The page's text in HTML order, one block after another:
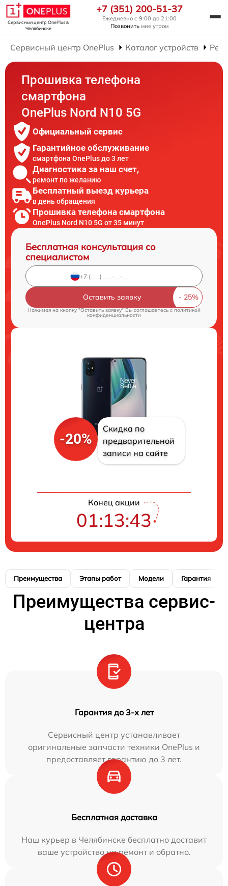
Сервисный центр OnePlusв
Челябинске
+7 (351) 200-51-37
Ежедневно с 9:00 до 21:00
Позвонить мне утром
Сервисный центр OnePlus Каталог устройств
Прошивка телефона
смартфона
OnePlus Nord N10 5G
Официальный сервис
Гарантийное обслуживание
смартфона OnePlus до 3 лет
Диагностика за наш счет,
ремонт по желанию
Бесплатный выезд курьера
в день обращения
Прошивка телефона смартфона
OnePlus Nord N10 5G от 35 минут
Бесплатная консультация со
специалистом
Оставить заявку
Нажимая на кнопку "Оставить заявку" Вы соглашаетесь c политикой
конфиденциальности
-20%
Скидка по
предварительной
записи на сайте
Конец акции
01:13:42
Преимущества Этапы работ Модели Гарантия
Преимущества сервис-
центра
Гарантия до 3-х лет
Сервисный центр устанавливает
оригинальные запчасти техники OnePlus и
предоставляет гарантию до 3 лет.
Бесплатная доставка
Наш курьер в Челябинске бесплатно доставит
ваше устройство на ремонт и обратно.